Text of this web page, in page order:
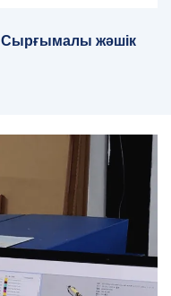
Сырғымалы жәшік